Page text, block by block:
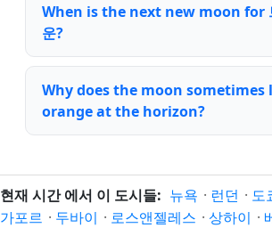
When is the next new moon for
운?
Why does the moon sometimes
orange at the horizon?
현재 시간 에서 이 도시들: 뉴욕 · 런던 · 도
가포르 · 두바이 · 로스앤젤레스 · 상하이 ·